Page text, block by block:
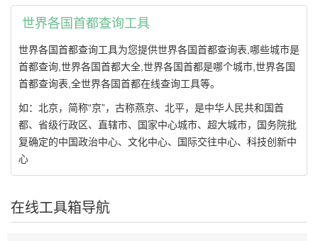
世界各国首都查询工具
世界各国首都查询工具为您提供世界各国首都查询表,哪些城市是
首都查询,世界各国首都大全,世界各国首都是哪个城市,世界各国
首都查询表,全世界各国首都在线查询工具等。
如：北京，简称“京”，古称燕京、北平，是中华人民共和国首
都、省级行政区、直辖市、国家中心城市、超大城市，国务院批
复确定的中国政治中心、文化中心、国际交往中心、科技创新中
心
在线工具箱导航